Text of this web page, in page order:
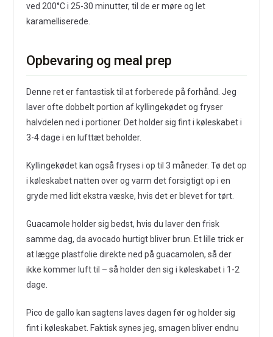
ved 200°C i 25-30 minutter, til de er møre og let
karamelliserede.
Opbevaring og meal prep
Denne ret er fantastisk til at forberede på forhånd. Jeg
laver ofte dobbelt portion af kyllingekødet og fryser
halvdelen ned i portioner. Det holder sig fint i køleskabet i
3-4 dage i en lufttæt beholder.
Kyllingekødet kan også fryses i op til 3 måneder. Tø det op
i køleskabet natten over og varm det forsigtigt op i en
gryde med lidt ekstra væske, hvis det er blevet for tørt.
Guacamole holder sig bedst, hvis du laver den frisk
samme dag, da avocado hurtigt bliver brun. Et lille trick er
at lægge plastfolie direkte ned på guacamolen, så der
ikke kommer luft til – så holder den sig i køleskabet i 1-2
dage.
Pico de gallo kan sagtens laves dagen før og holder sig
fint i køleskabet. Faktisk synes jeg, smagen bliver endnu